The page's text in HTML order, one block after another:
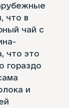
что в
чай с
что это
гораздо
и